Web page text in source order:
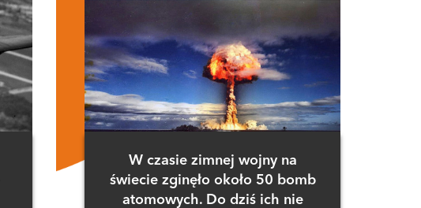
W czasie zimnej wojny na
świecie zginęło około 50 bomb
atomowych. Do dziś ich nie